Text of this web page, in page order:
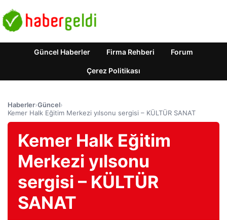
Güncel Haberler Firma Rehberi Forum
Çerez Politikası
Haberler›Güncel›
Kemer Halk Eğitim Merkezi yılsonu sergisi – KÜLTÜR SANAT
Kemer Halk Eğitim
Merkezi yılsonu
sergisi – KÜLTÜR
SANAT